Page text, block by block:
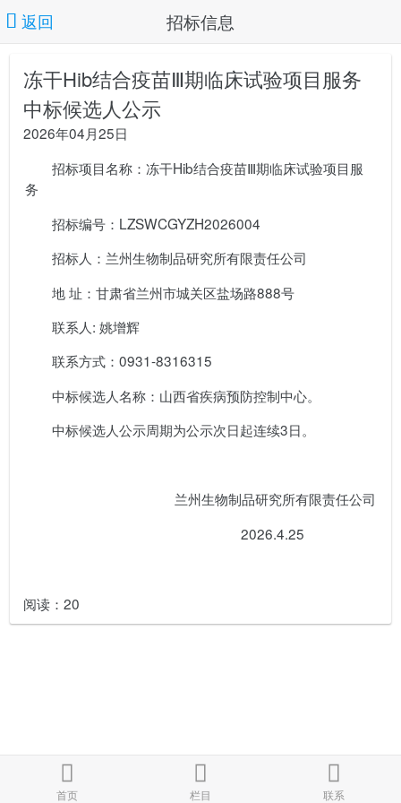
返回 招标信息
冻干Hib结合疫苗Ⅲ期临床试验项目服务
中标候选人公示
2026年04月25日
招标项目名称：冻干Hib结合疫苗Ⅲ期临床试验项目服
务
招标编号：LZSWCGYZH2026004
招标人：兰州生物制品研究所有限责任公司
地 址：甘肃省兰州市城关区盐场路888号
联系人: 姚增辉
联系方式：0931-8316315
中标候选人名称：山西省疾病预防控制中心。
中标候选人公示周期为公示次日起连续3日。
兰州生物制品研究所有限责任公司
2026.4.25
阅读：20
首页 栏目 联系